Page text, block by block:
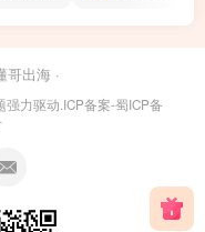
哥出海 ·
强力驱动.ICP备案-蜀ICP备